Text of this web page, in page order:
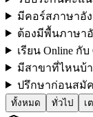
มีคอร์สภาษาอั
ต้องมีพื้นภาษา
เรียน Online กั
มีสาขาที่ไหนบ้า
ปรึกษาก่อนสมั
ทั้งหมด ทั่วไป เ